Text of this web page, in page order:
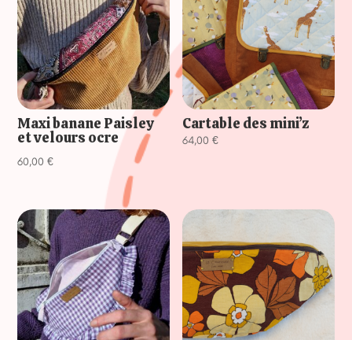
Maxi banane Paisley
et velours ocre
60,00€
Cartable des mini’z
64,00€